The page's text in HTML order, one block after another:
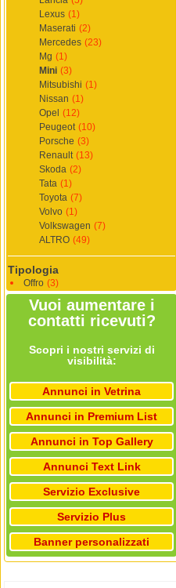
Lexus (1)
Maserati (2)
Mercedes (23)
Mg (1)
Mini (3)
Mitsubishi (1)
Nissan (1)
Opel (12)
Peugeot (10)
Porsche (3)
Renault (13)
Skoda (2)
Tata (1)
Toyota (7)
Volvo (1)
Volkswagen (7)
ALTRO (49)
Tipologia
Offro (3)
Vuoi aumentare i
contatti ricevuti?
Scopri i nostri servizi di
visibilità:
Annunci in Vetrina
Annunci in Premium List
Annunci in Top Gallery
Annunci Text Link
Servizio Exclusive
Servizio Plus
Banner personalizzati